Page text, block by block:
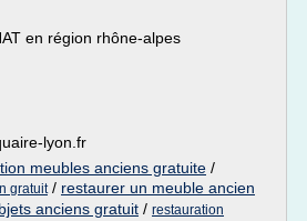
en région rhône-alpes
lyon.fr
meubles anciens gratuite /
gratuit/ restaurer un meuble ancien
anciens gratuit / restauration